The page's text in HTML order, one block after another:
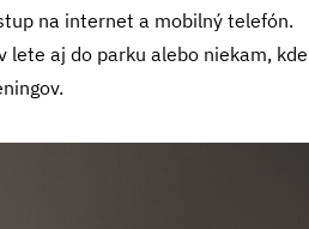
na internet a mobilný telefón.
lete aj do parku alebo niekam, kde